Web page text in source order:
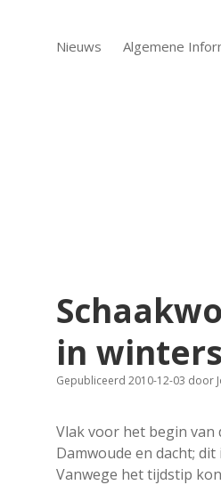
Nieuws Algemene
in
Gepubliceerd 2010-12-03 door
Vlak voor het begin
Damwoude en dacht;
Vanwege het tijdstip